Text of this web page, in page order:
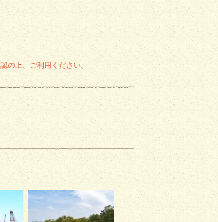
の上、ご利用ください。